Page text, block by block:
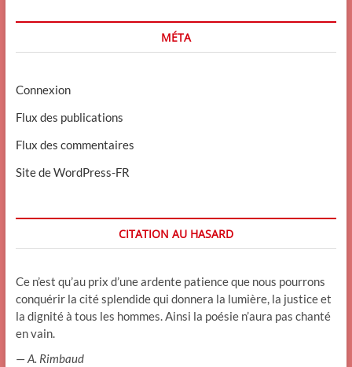
MÉTA
Connexion
Flux des publications
Flux des commentaires
Site de WordPress-FR
CITATION AU HASARD
Ce n’est qu’au prix d’une ardente patience que nous pourrons
conquérir la cité splendide qui donnera la lumière, la justice et
la dignité à tous les hommes. Ainsi la poésie n’aura pas chanté
en vain.
—A. Rimbaud